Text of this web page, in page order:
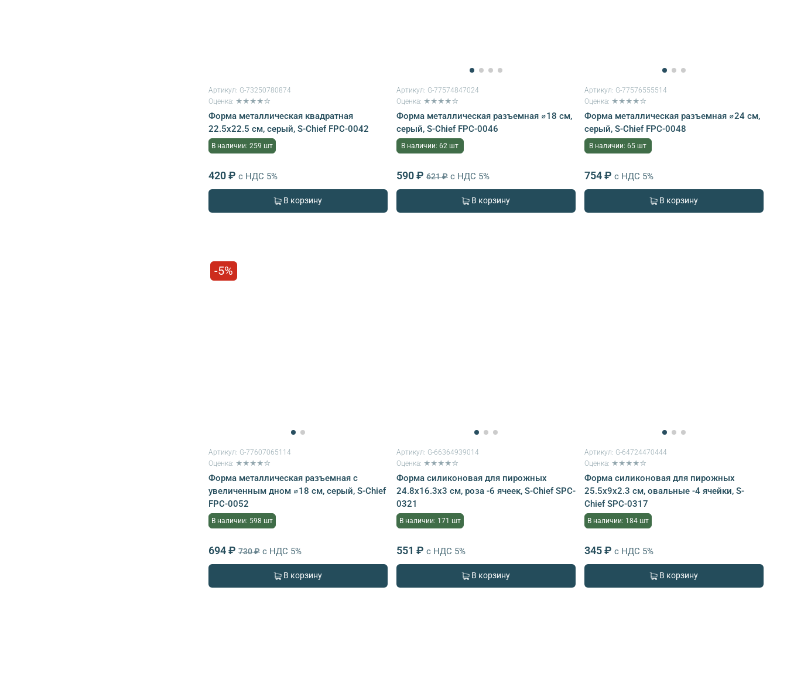
Артикул: G-73250780874
Оценка: ★★★★☆
Форма металлическая квадратная
22.5х22.5 см, серый, S-Chief FPC-0042
В наличии: 259 шт
420 ₽ с НДС 5%
В корзину
Артикул: G-77574847024
Оценка: ★★★★☆
Форма металлическая разъемная ⌀18 см,
серый, S-Chief FPC-0046
В наличии: 62 шт
590 ₽ 621 ₽ с НДС 5%
В корзину
Артикул: G-77576555514
Оценка: ★★★★☆
Форма металлическая разъемная ⌀24 см,
серый, S-Chief FPC-0048
В наличии: 65 шт
754 ₽ с НДС 5%
В корзину
-5%
Артикул: G-77607065114
Оценка: ★★★★☆
Форма металлическая разъемная с
увеличенным дном ⌀18 см, серый, S-Chief
FPC-0052
В наличии: 598 шт
694 ₽ 730 ₽ с НДС 5%
В корзину
Артикул: G-66364939014
Оценка: ★★★★☆
Форма силиконовая для пирожных
24.8х16.3х3 см, роза -6 ячеек, S-Chief SPC-
0321
В наличии: 171 шт
551 ₽ с НДС 5%
В корзину
Артикул: G-64724470444
Оценка: ★★★★☆
Форма силиконовая для пирожных
25.5х9х2.3 см, овальные -4 ячейки, S-
Chief SPC-0317
В наличии: 184 шт
345 ₽ с НДС 5%
В корзину